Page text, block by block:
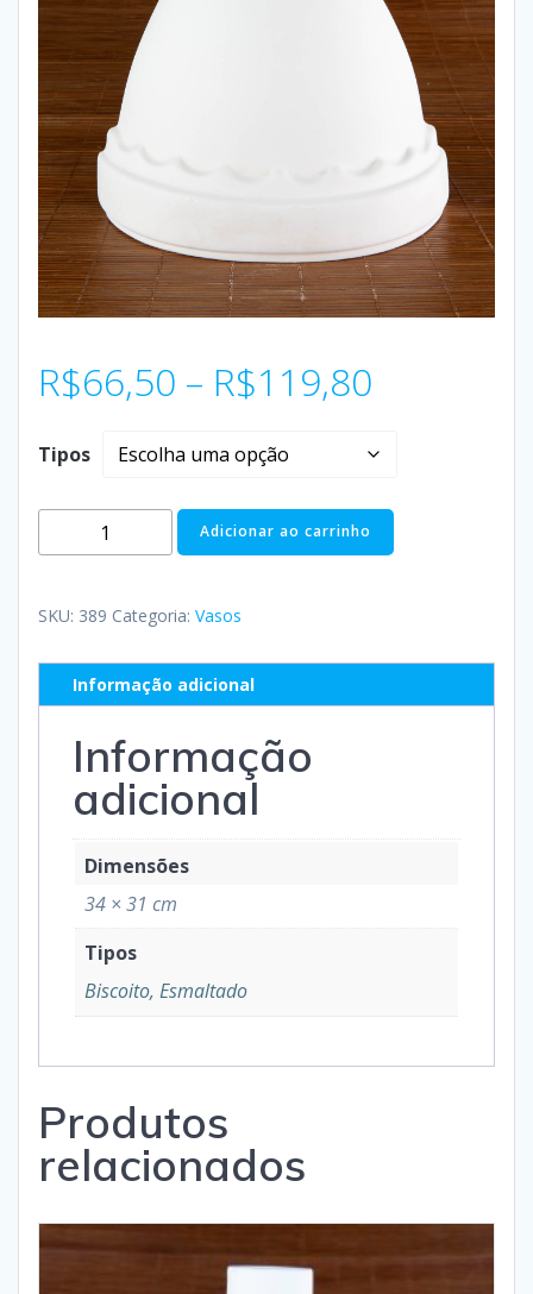
R$66,50 – R$119,80
Tipos
Adicionar ao carrinho
SKU: 389 Categoria: Vasos
Informação adicional
Informação
adicional
Dimensões
34 × 31 cm
Tipos
Biscoito, Esmaltado
Produtos
relacionados